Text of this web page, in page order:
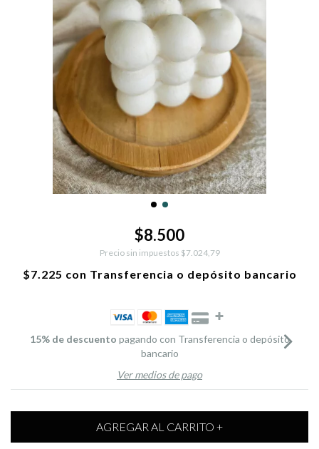
$8.500
Precio sin impuestos $7.024,79
$7.225 con Transferencia o depósito bancario
15% de descuento pagando con Transferencia o depósito
bancario
Ver medios de pago